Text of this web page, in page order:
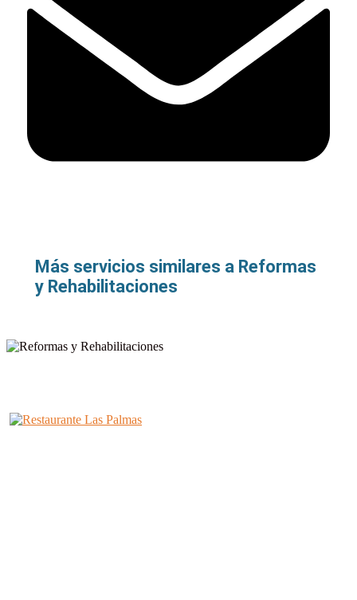
Más servicios similares a Reformas
y Rehabilitaciones